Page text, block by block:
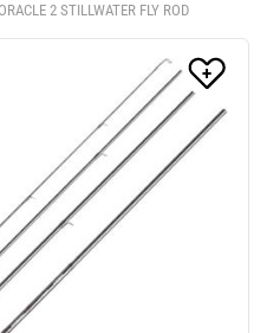
2 STILLWATER FLY ROD